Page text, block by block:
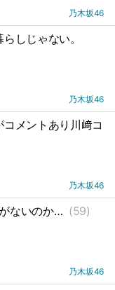
乃木坂46
しじゃない。
乃木坂46
コメントあり川﨑コ
乃木坂46
ないのか… (59)
乃木坂46